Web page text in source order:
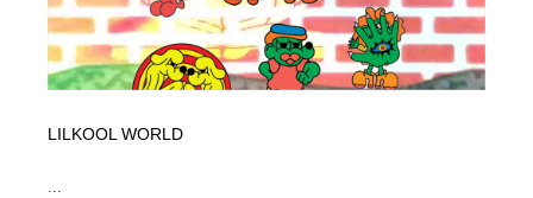
LILKOOL WORLD
...